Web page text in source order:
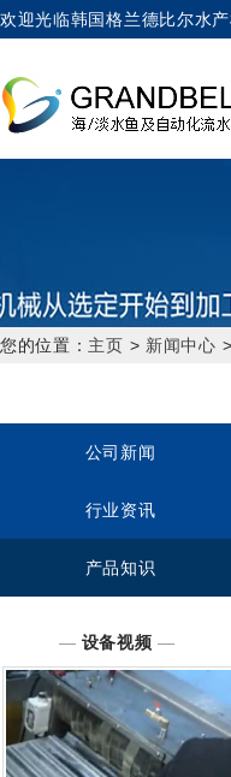
欢迎光临韩国格兰德比尔水
您的位置： 主页 > 新闻中心 >
公司新闻
行业资讯
产品知识
— 设备视频 —